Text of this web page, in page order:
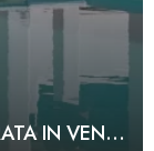
AFFASCINANTE FINCA RISTRUTTURATA IN VENDITA A SA CARROCA